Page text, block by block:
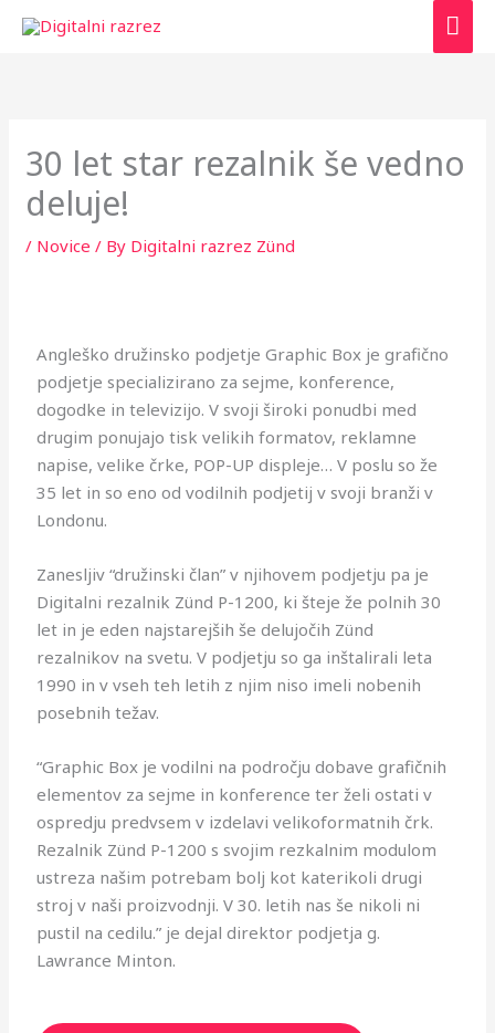
Skip
30 let star rezalnik še vedno
deluje!
/ Novice / By Digitalni razrez Zünd
Angleško družinsko podjetje Graphic Box je grafično
podjetje specializirano za sejme, konference,
dogodke in televizijo. V svoji široki ponudbi med
drugim ponujajo tisk velikih formatov, reklamne
napise, velike črke, POP-UP displeje… V poslu so že
35 let in so eno od vodilnih podjetij v svoji branži v
Londonu.
Zanesljiv “družinski član” v njihovem podjetju pa je
Digitalni rezalnik Zünd P-1200, ki šteje že polnih 30
let in je eden najstarejših še delujočih Zünd
rezalnikov na svetu. V podjetju so ga inštalirali leta
1990 in v vseh teh letih z njim niso imeli nobenih
posebnih težav.
“Graphic Box je vodilni na področju dobave grafičnih
elementov za sejme in konference ter želi ostati v
ospredju predvsem v izdelavi velikoformatnih črk.
Rezalnik Zünd P-1200 s svojim rezkalnim modulom
ustreza našim potrebam bolj kot katerikoli drugi
stroj v naši proizvodnji. V 30. letih nas še nikoli ni
pustil na cedilu.” je dejal direktor podjetja g.
Lawrance Minton.